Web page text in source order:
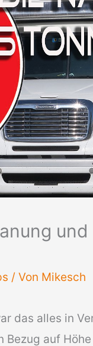
/ Von Mikesch
das alles in
auf